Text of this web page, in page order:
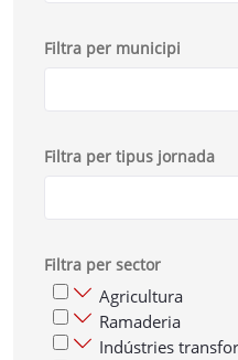
Filtra per municipi
Filtra per tipus jornada
Filtra per sector
Agricultura
Ramaderia
Indústries